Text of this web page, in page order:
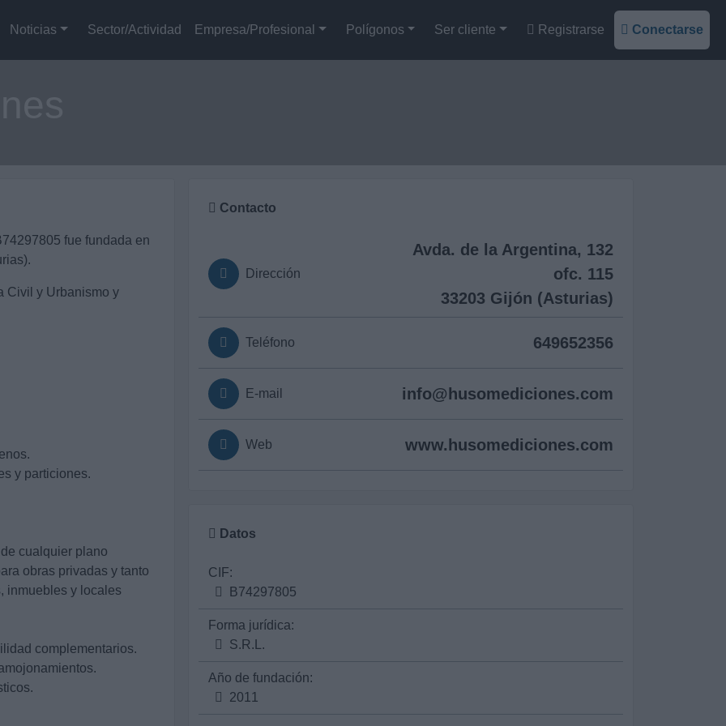
Noticias Sector/Actividad Empresa/Profesional Polígonos Ser cliente Registrarse Conectarse
fue fundada en
Civil y Urbanismo y
y particiones.
cualquier plano
obras privadas y tanto
inmuebles y locales
complementarios.
Contacto
Dirección
Avda. de la Argentina, 132
ofc. 115
33203 Gijón (Asturias)
Teléfono 649652356
E-mail info@ husomediciones.com
Web www.husomediciones.com
Datos
CIF:
B74297805
Forma jurídica:
S.R.L.
Año de fundación:
2011